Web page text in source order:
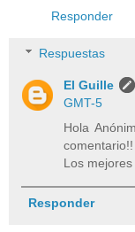
Responder
Respuestas
El Guille
GMT-5
Hola
comentario!!
Los
Responder